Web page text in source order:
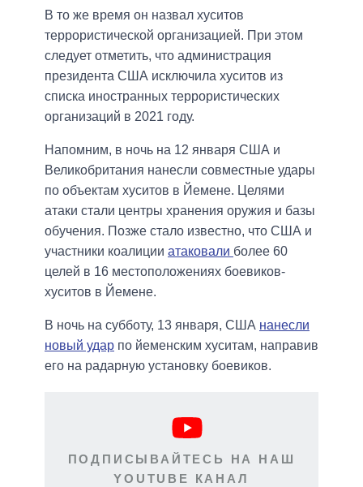
В то же время он назвал хуситов
террористической организацией. При этом
следует отметить, что администрация
президента США исключила хуситов из
списка иностранных террористических
организаций в 2021 году.
Напомним, в ночь на 12 января США и
Великобритания нанесли совместные удары
по объектам хуситов в Йемене. Целями
атаки стали центры хранения оружия и базы
обучения. Позже стало известно, что США и
участники коалиции атаковали более 60
целей в 16 местоположениях боевиков-
хуситов в Йемене.
В ночь на субботу, 13 января, США нанесли
новый удар по йеменским хуситам, направив
его на радарную установку боевиков.
ПОДПИСЫВАЙТЕСЬ НА НАШ
YOUTUBE КАНАЛ